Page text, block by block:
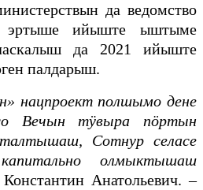
да ведомство
эртыше ийыште ыштыме
да 2021 ийыште
палдарыш.
нацпроект полшымо дене
Вечын тӱвыра пӧртын
Сотнур селасе
олмыктышаш
Анатольевич. –